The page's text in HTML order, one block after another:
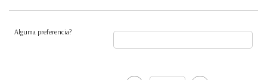
Alguma preferencia?